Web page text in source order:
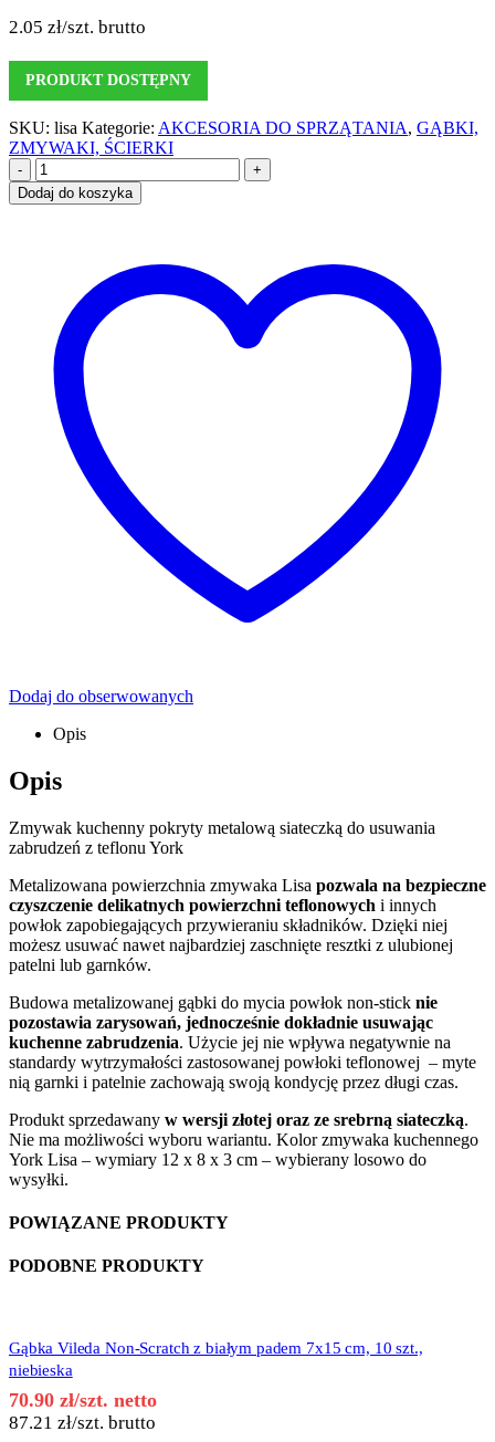
2.05 zł/szt. brutto
PRODUKT DOSTĘPNY
SKU: lisa Kategorie: AKCESORIA DO SPRZĄTANIA, GĄBKI,
ZMYWAKI, ŚCIERKI
-
+
Dodaj do koszyka
Dodaj do obserwowanych
Opis
Opis
Zmywak kuchenny pokryty metalową siateczką do usuwania
zabrudzeń z teflonu York
Metalizowana powierzchnia zmywaka Lisa pozwala na bezpieczne
czyszczenie delikatnych powierzchni teflonowych i innych
powłok zapobiegających przywieraniu składników. Dzięki niej
możesz usuwać nawet najbardziej zaschnięte resztki z ulubionej
patelni lub garnków.
Budowa metalizowanej gąbki do mycia powłok non-stick nie
pozostawia zarysowań, jednocześnie dokładnie usuwając
kuchenne zabrudzenia. Użycie jej nie wpływa negatywnie na
standardy wytrzymałości zastosowanej powłoki teflonowej – myte
nią garnki i patelnie zachowają swoją kondycję przez długi czas.
Produkt sprzedawany w wersji złotej oraz ze srebrną siateczką.
Nie ma możliwości wyboru wariantu. Kolor zmywaka kuchennego
York Lisa – wymiary 12 x 8 x 3 cm – wybierany losowo do
wysyłki.
POWIĄZANE PRODUKTY
PODOBNE PRODUKTY
Gąbka Vileda Non-Scratch z białym padem 7x15 cm, 10 szt.,
niebieska
70.90 zł/szt. netto
87.21 zł/szt. brutto